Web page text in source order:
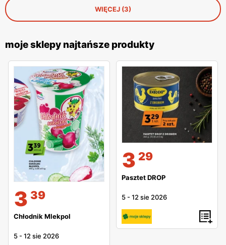
WIĘCEJ (3)
moje sklepy najtańsze produkty
3 39
Chłodnik Mlekpol
5 -12 sie 2026
3 29
Pasztet DROP
5 -12 sie 2026